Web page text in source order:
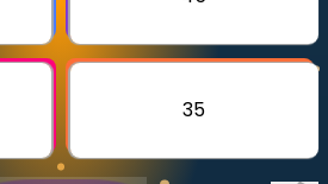
35